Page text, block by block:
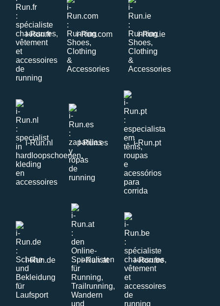
i-Run.fr i-Run.com i-Run.ie
i-Run.nl i-Run.es i-Run.pt
i-Run.de i-Run.at i-Run.be